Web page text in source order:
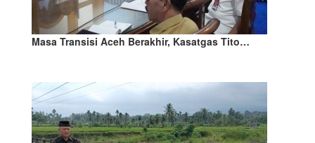
Masa Transisi Aceh Berakhir, Kasatgas Tito…